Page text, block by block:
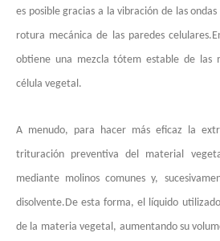
Tecnología de esterilización e inactivación ultrasónica
Actualmente, la investigación sobre la
es posible gracias a la vibración de las
rotura mecánica de las paredes
obtiene una mezcla tótem estable de las
célula vegetal.
A menudo, para hacer más eficaz la
trituración preventiva del material
mediante molinos comunes y,
disolvente.De esta forma, el líquido
de la materia vegetal, aumentando su